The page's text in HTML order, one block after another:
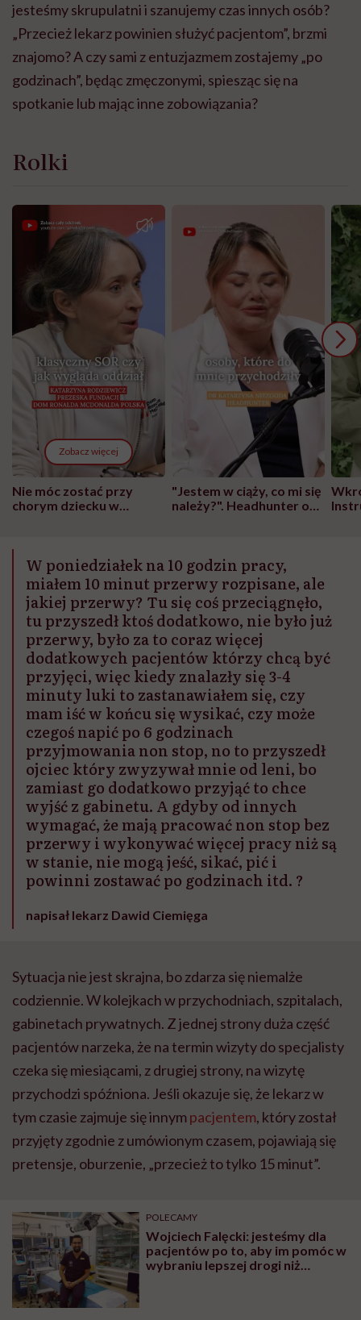
jesteśmy skrupulatni i szanujemy czas innych osób?
„Przecież lekarz powinien służyć pacjentom”, brzmi
znajomo? A czy sami z entuzjazmem zostajemy „po
godzinach”, będąc zmęczonymi, spiesząc się na
spotkanie lub mając inne zobowiązania?
Rolki
Zobacz więcej
Nie móc zostać przy
chorym dziecku w
może chyba tylko
głupota i brak
wyobraźni"
"Jestem w ciąży, co mi się
należy?". Headhunter o
W poniedziałek na 10 godzin pracy,
miałem 10 minut przerwy rozpisane, ale
jakiej przerwy? Tu się coś przeciągnęło,
tu przyszedł ktoś dodatkowo, nie było już
przerwy, było za to coraz więcej
dodatkowych pacjentów którzy chcą być
przyjęci, więc kiedy znalazły się 3-4
minuty luki to zastanawiałem się, czy
mam iść w końcu się wysikać, czy może
czegoś napić po 6 godzinach
przyjmowania non stop, no to przyszedł
ojciec który zwyzywał mnie od leni, bo
zamiast go dodatkowo przyjąć to chce
wyjść z gabinetu. A gdyby od innych
wymagać, że mają pracować non stop bez
przerwy i wykonywać więcej pracy niż są
w stanie, nie mogą jeść, sikać, pić i
powinni zostawać po godzinach itd. ?
napisał lekarz Dawid Ciemięga
Sytuacja nie jest skrajna, bo zdarza się niemalże
codziennie. W kolejkach w przychodniach, szpitalach,
gabinetach prywatnych. Z jednej strony duża część
pacjentów narzeka, że na termin wizyty do specjalisty
czeka się miesiącami, z drugiej strony, na wizytę
przychodzi spóźniona. Jeśli okazuje się, że lekarz w
tym czasie zajmuje się innympacjentem, który został
przyjęty zgodnie z umówionym czasem, pojawiają się
pretensje, oburzenie, „przecież to tylko 15 minut”.
POLECAMY
Wojciech Falęcki: jesteśmy dla
pacjentów po to, aby im pomóc w
wybraniu lepszej drogi niż